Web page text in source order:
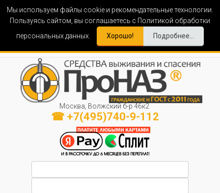
Мы используем файлы cookie и рекомендательные технологии.
Пользуясь сайтом, вы соглашаетесь с Политикой обработки
персональных данных.
Хорошо! Подробнее...
Москва, Волжский б-р 46к2
☎ +7(495)740-9-112